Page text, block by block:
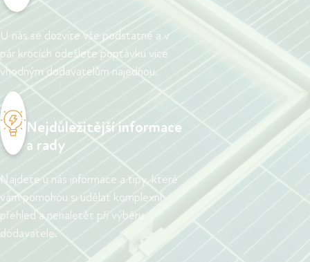
U nás se dozvíte vše podstatné a v
pár krocích odešlete poptávku více
vhodným dodavatelům najednou.
Nejdůležitější informace
a rady
Najdete u nás informace a tipy, které
vám pomohou si udělat komplexní
přehled a nenaletět při výběru
dodavatele.